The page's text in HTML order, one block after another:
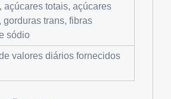
açúcares totais, açúcares
trans, fibras
sódio
valores diários fornecidos